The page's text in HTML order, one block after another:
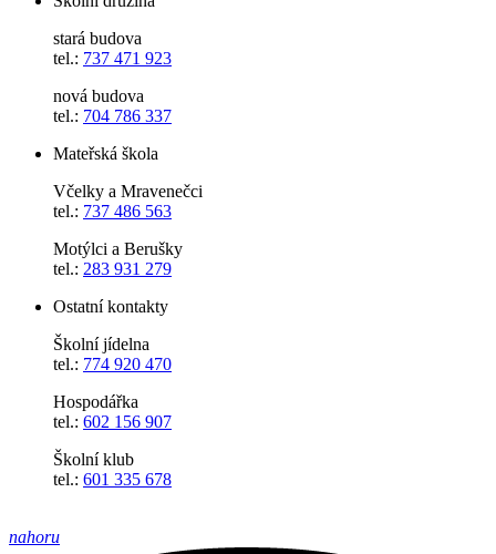
stará budova
tel.: 737 471 923
nová budova
tel.: 704 786 337
Mateřská škola
Včelky a Mravenečci
tel.: 737 486 563
Motýlci a Berušky
tel.: 283 931 279
Ostatní kontakty
Školní jídelna
tel.: 774 920 470
Hospodářka
tel.: 602 156 907
Školní klub
tel.: 601 335 678
nahoru